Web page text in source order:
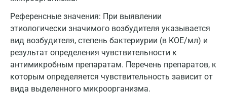
Референсные значения: При выявлении
этиологически значимого возбудителя указывается
вид возбудителя, степень бактериурии (в КОЕ/мл) и
результат определения чувствительности к
антимикробным препаратам. Перечень препаратов, к
которым определяется чувствительность зависит от
вида выделенного микроорганизма.
Всеволожск
Гатчина
Геленджик
Голубое